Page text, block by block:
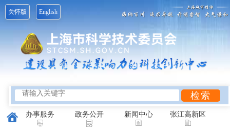
关怀版 English
办事服务 政务公开 新闻中心 张江高新区